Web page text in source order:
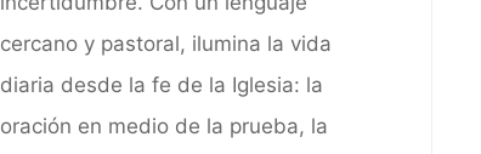
cercano y pastoral, ilumina la vida
diaria desde la fe de la Iglesia: la
oración en medio de la prueba, la